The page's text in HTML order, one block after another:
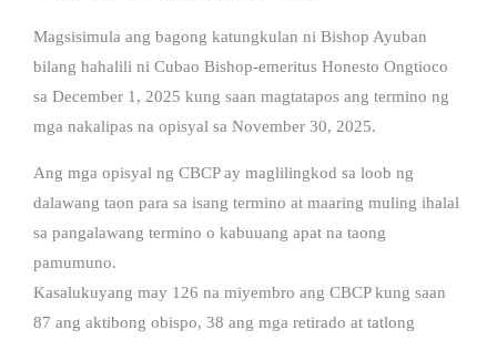
Magsisimula ang bagong katungkulan ni Bishop Ayuban
bilang hahalili ni Cubao Bishop-emeritus Honesto Ongtioco
sa December 1, 2025 kung saan magtatapos ang termino ng
mga nakalipas na opisyal sa November 30, 2025.
Ang mga opisyal ng CBCP ay maglilingkod sa loob ng
dalawang taon para sa isang termino at maaring muling ihalal
sa pangalawang termino o kabuuang apat na taong
pamumuno.
Kasalukuyang may 126 na miyembro ang CBCP kung saan
87 ang aktibong obispo, 38 ang mga retirado at tatlong